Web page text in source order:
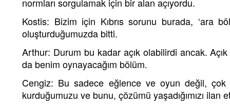
normları sorgulamak için bir alan açıyordu.
Kostis: Bizim için Kıbrıs sorunu burada, ‘ara
oluşturduğumuzda bitti.
Arthur: Durum bu kadar açık olabilirdi ancak.
da benim oynayacağım bölüm.
Cengiz: Bu sadece eğlence ve oyun değil, çok
kurduğumuzu ve bunu, çözümü yaşadığımızı ilan